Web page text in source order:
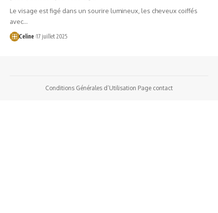
Le visage est figé dans un sourire lumineux, les cheveux coiffés
avec…
Celine 17 juillet 2025
Conditions Générales d’Utilisation Page contact